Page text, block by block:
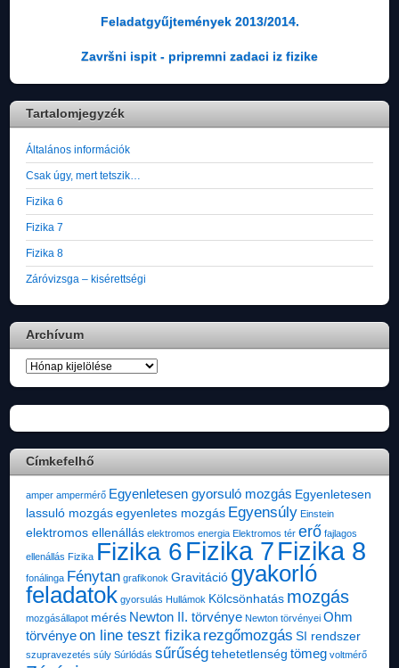
Feladatgyűjtemények 2013/2014.
Završni ispit - pripremni zadaci iz fizike
Tartalomjegyzék
Általános információk
Csak úgy, mert tetszik…
Fizika 6
Fizika 7
Fizika 8
Záróvizsga – kisérettségi
Archívum
Archívum
Címkefelhő
amper ampermérő Egyenletesen gyorsuló mozgás Egyenletesen
lassuló mozgás egyenletes mozgás Egyensúly Einstein
elektromos ellenállás elektromos energia Elektromos tér erő fajlagos
ellenállás Fizika Fizika 6Fizika 7Fizika 8
fonálinga Fénytan grafikonok Gravitáció gyakorló
feladatok gyorsulás Hullámok Kölcsönhatás mozgás
mozgásállapot mérés Newton II. törvénye Newton törvényei Ohm
törvényeon line teszt fizikarezgőmozgás SI rendszer
szupravezetés súly Súrlódás sűrűség tehetetlenség tömeg voltmérő